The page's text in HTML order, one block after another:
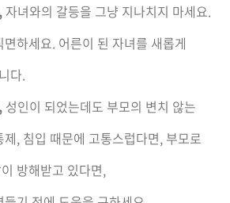
자녀와의 갈등을 그냥 지나치지 마세요.
하세요. 어른이 된 자녀를 새롭게
다.
성인이 되었는데도 부모의 변치 않는
제, 침입 때문에 고통스럽다면, 부모로
방해받고 있다면,